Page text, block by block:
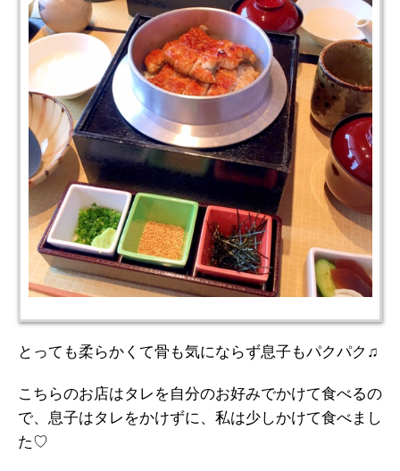
とっても柔らかくて骨も気にならず息子もパクパク♫
こちらのお店はタレを自分のお好みでかけて食べるの
で、息子はタレをかけずに、私は少しかけて食べまし
た♡